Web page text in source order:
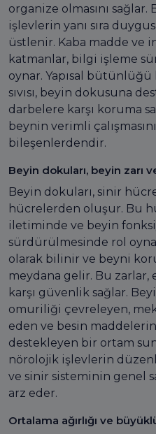
organize olmasını
işlevlerin yanı sıra
üstlenir. Kaba madde ve
katmanlar, bilgi işleme
oynar. Yapısal
sıvısı, beyin dokusuna
darbelere karşı koruma
beynin verimli
bileşenlerdendir.
Beyin dokuları, beyin zarı ve
Beyin dokuları, sinir
hücrelerden oluşur. Bu
iletiminde ve beyin
sürdürülmesinde rol
olarak bilinir ve beyni
meydana gelir. Bu zarlar,
karşı güvenlik sağlar.
omuriliği çevreleyen,
eden ve besin
destekleyen bir ortam
nörolojik işlevlerin
ve sinir sisteminin genel
arz eder.
Ortalama ağırlığı ve